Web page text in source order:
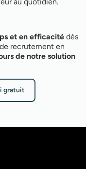
et en efficacité dès
recrutement en
de notre solution
gratuit